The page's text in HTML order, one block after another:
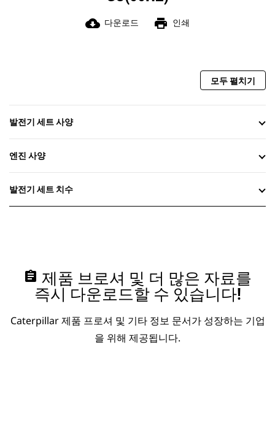
cloud_download 다운로드 print 인쇄
모두 펼치기
발전기 세트 사양
엔진 사양
발전기 세트 치수
assignment 제품 브로셔 및 더 많은 자료를
즉시 다운로드할 수 있습니다!
Caterpillar 제품 프로셔 및 기타 정보 문서가 성장하는 기업
을 위해 제공됩니다.